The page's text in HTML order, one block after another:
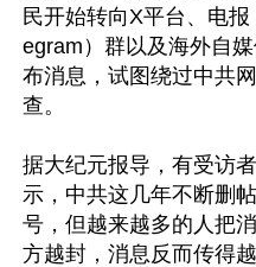
民开始转向X平台、电报
egram）群以及海外自
布消息，试图绕过中共
查。
据大纪元报导，有受访
示，中共这几年不断删
号，但越来越多的人把
方越封，消息反而传得越